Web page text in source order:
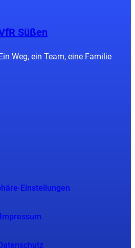
Süßen
Weg, ein Team, eine Familie
Einstellungen
Impressum